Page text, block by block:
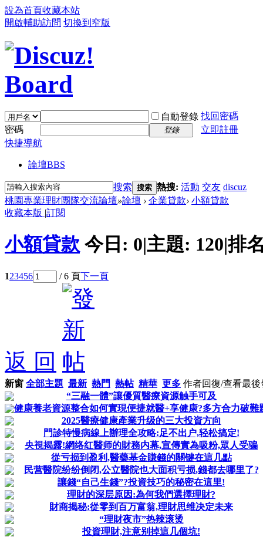
設為首頁收藏本站
開啟輔助訪問 切換到窄版
自動登錄 找回密碼
密碼
登錄
立即註冊
快捷導航
論壇BBS
搜索 搜索 熱搜: 活動 交友 discuz
桃園專業理財團隊交流論壇»論壇 › 企業貸款› 小額貸款
收藏本版 |訂閱
小額貸款 今日: 0|主題: 120|排
123456 / 6 頁下一頁
返 回
新窗 全部主題 最新 熱門 熱帖 精華 更多 作者回復/查看最後
“三融一體”讓優質醫療資源触手可及
健康養老資源整合如何實現便捷就醫+享健康?多方合力破難
2025醫療健康產業升级的三大投資方向
門診特慢病線上辦理全攻略:足不出户,轻松搞定!
央視揭露!網络红醫师的財務内幕,宣傳實為吸粉,眾人受骗
從亏损到盈利,醫藥基金賺錢的關键在這几點
民营醫院纷纷倒闭,公立醫院也大面积亏损,錢都去哪里了?
讓錢“自己生錢”?投資技巧的秘密在這里!
理財的深层原因:為何我們選擇理財?
財商揭秘:從零到百万富翁,理財思维决定未来
“理財夜市”热辣滚烫
投資理財,注意别掉這几個坑!